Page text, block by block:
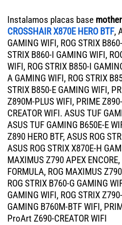
Instalamos placas base
CROSSHAIR X870E HERO BTF,
GAMING WIFI, ROG STRIX
STRIX B860-I GAMING WIFI,
WIFI, ROG STRIX B850-I
A GAMING WIFI, ROG STRIX
STRIX B850-E GAMING WIFI,
Z890M-PLUS WIFI, PRIME
CREATOR WIFI. ASUS TUF
ASUS TUF GAMING B650E-E
Z890 HERO BTF, ASUS ROG
ASUS ROG STRIX X870E-H
MAXIMUS Z790 APEX
FORMULA, ROG MAXIMUS
ROG STRIX B760-G GAMING
GAMING WIFI, ROG STRIX
GAMING B760M-BTF WIFI,
ProArt Z690-CREATOR WIFI